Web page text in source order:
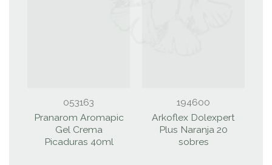
053163
Pranarom Aromapic
Gel Crema
Picaduras 40ml
194600
Arkoflex Dolexpert
Plus Naranja 20
sobres